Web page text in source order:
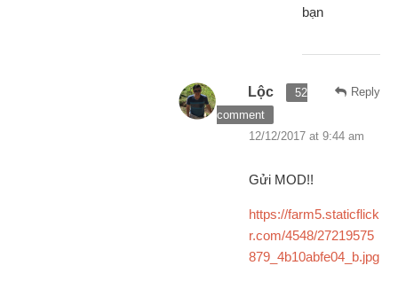
bạn
Reply
Lộc
52
comment
12/12/2017 at 9:44 am
Gửi MOD!!
https://farm5.staticflick
r.com/4548/27219575
879_4b10abfe04_b.jpg